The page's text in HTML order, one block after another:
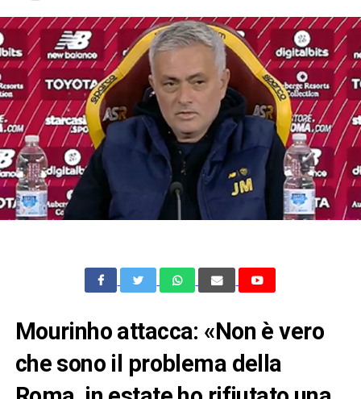
Mourinho attacca: «Non è vero
che sono il problema della